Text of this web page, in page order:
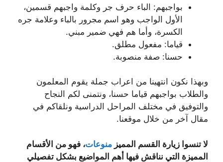
بواجبهم: الباء حرف جر وكلمة واجبهم قسمين،
الأول الواجب وهو اسم مجرور بالباء وعلامة جره
الكسرة، وأما هم فهي ضمير مبني.
قياما: مفعول مطلق.
حسنا: صفة منصوبة.
وبهذا نكون انتهينا من اعراب جملة يقوم المعلمون
والطلاب بواجبهم قياما حسنا، ونتمنى لكم النجاح
والتوفيق في مختلف المراحل الدراسية ونلقاكم في
مقال آخر من خلال موقعنا.
لا تنسوا زيارة القسم المميز منوعات، فهو من الأقسام
المميزة التي نناقش فيها أهم المواضيع بشكل تفصيلي